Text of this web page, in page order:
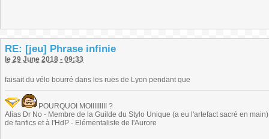
RE: [jeu] Phrase infinie
le 29 June 2018 - 09:33
faisait du vélo bourré dans les rues de Lyon pendant que
POURQUOI MOIIIIIIIII ?
Alias Dr No - Membre de la Guilde du Stylo Unique (a eu l'artefact sacré en
de fanfics et à l'HdP - Elémentaliste de l'Aurore